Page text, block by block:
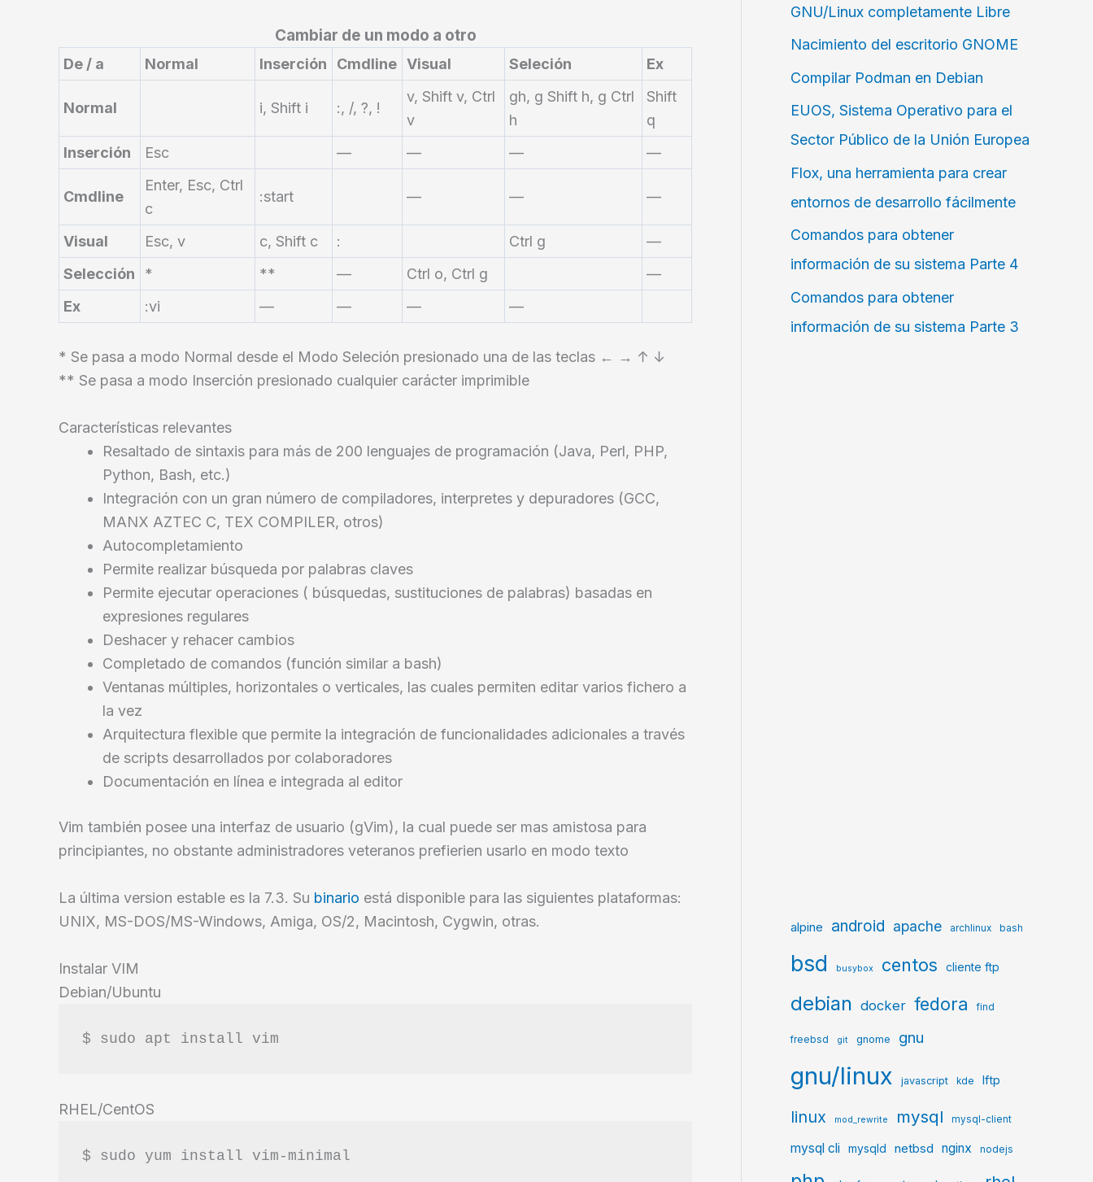
Cambiar de un modo a otro
De / a Normal Inserción Cmdline Visual Seleción Ex
Normal i, Shift i :, /, ?, !
v, Shift v, Ctrl
v
gh, g Shift h, g Ctrl
h
Shift
q
Inserción
Esc — — — —
Cmdline
Enter, Esc, Ctrl
c
:start — — —
Visual Esc, v c, Shift c : Ctrl g
—
Selección
* ** — Ctrl o, Ctrl g
—
Ex
:vi — — — —
* Se pasa a modo Normal desde el Modo Seleción presionado una de las teclas ← → ↑ ↓
** Se pasa a modo Inserción presionado cualquier carácter imprimible
Características relevantes
Resaltado de sintaxis para más de 200 lenguajes de programación (Java, Perl, PHP,
Python, Bash, etc.)
Integración con un gran número de compiladores, interpretes y depuradores (GCC,
MANX AZTEC C, TEX COMPILER, otros)
Autocompletamiento
Permite realizar búsqueda por palabras claves
Permite ejecutar operaciones ( búsquedas, sustituciones de palabras) basadas en
expresiones regulares
Deshacer y rehacer cambios
Completado de comandos (función similar a bash)
Ventanas múltiples, horizontales o verticales, las cuales permiten editar varios fichero a
la vez
Arquitectura flexible que permite la integración de funcionalidades adicionales a través
de scripts desarrollados por colaboradores
Documentación en línea e integrada al editor
Vim también posee una interfaz de usuario (gVim), la cual puede ser mas amistosa para
principiantes, no obstante administradores veteranos prefierien usarlo en modo texto
La última version estable es la 7.3. Su binario está disponible para las siguientes plataformas:
UNIX, MS-DOS/MS-Windows, Amiga, OS/2, Macintosh, Cygwin, otras.
Instalar VIM
Debian/Ubuntu
$ sudo apt install vim
RHEL/CentOS
$ sudo yum install vim-minimal
GNU/Linux completamente Libre
Nacimiento del escritorio GNOME
Compilar Podman en Debian
EUOS, Sistema Operativo para el
Sector Público de la Unión Europea
Flox, una herramienta para crear
entornos de desarrollo fácilmente
Comandos para obtener
información de su sistema Parte 4
Comandos para obtener
información de su sistema Parte 3
alpine android apache archlinux bash
bsd busybox centos cliente ftp
debian docker fedora find
freebsd git gnome gnu
gnu/linux javascript kde lftp
linux mod_rewrite mysql mysql-client
mysql cli mysqld netbsd nginx nodejs